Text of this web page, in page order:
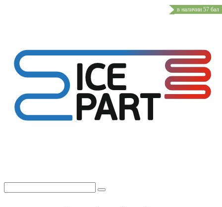
в наличии 57 бал